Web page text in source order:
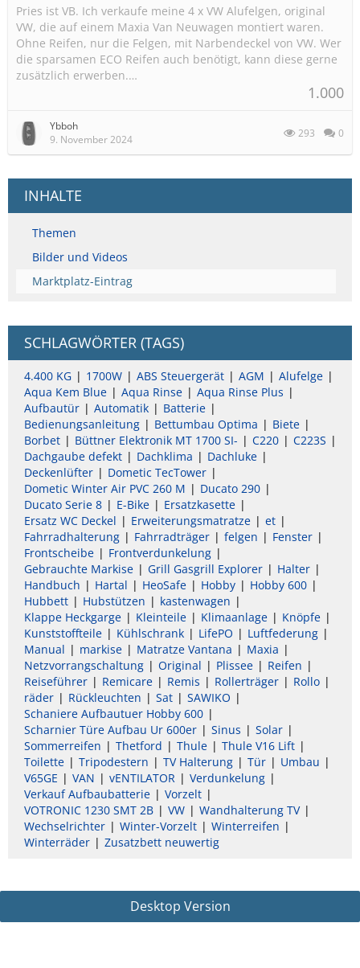
Pries ist VB. Ich verkaufe meine 4 x VW Alufelgen, original
VW, die auf einem Maxia Van Neuwagen montiert waren.
Ohne Reifen, nur die Felgen, mit Narbendeckel von VW. Wer
die sparsamen ECO Reifen auch benötigt, kann diese gerne
zusätzlich erwerben.…
1.000
Ybboh
9. November 2024
293 0
INHALTE
Themen
Bilder und Videos
Marktplatz-Eintrag
SCHLAGWÖRTER (TAGS)
4.400 KG 1700W ABS Steuergerät AGM
Alufelge
Aqua Kem Blue
Aqua Rinse
Aqua Rinse Plus
Aufbautür
Automatik
Batterie
Bedienungsanleitung
Bettumbau Optima
Biete
Borbet
Büttner Elektronik MT 1700 SI- C220
C223S
Dachgaube defekt
Dachklima
Dachluke
Deckenlüfter
Dometic TecTower
Dometic Winter Air PVC 260 M
Ducato 290
Ducato Serie 8
E-Bike
Ersatzkasette
Ersatz WC Deckel
Erweiterungsmatratze
et
Fahrradhalterung
Fahrradträger felgen
Fenster
Frontscheibe
Frontverdunkelung
Gebrauchte Markise
Grill Gasgrill Explorer
Halter
Handbuch
Hartal HeoSafe Hobby
Hobby 600
Hubbett
Hubstützen
kastenwagen
Klappe Heckgarge
Kleinteile Klimaanlage
Knöpfe
Kunststoffteile
Kühlschrank LifePO
Luftfederung
Manual
markise Matratze Vantana
Maxia
Netzvorrangschaltung
Original Plissee
Reifen
Reiseführer
Remicare Remis Rollerträger
Rollo
räder
Rückleuchten Sat
SAWIKO
Schaniere Aufbautuer Hobby 600
Scharnier Türe Aufbau Ur 600er
Sinus
Solar
Sommerreifen
Thetford Thule
Thule V16 Lift
Toilette
Tripodestern TV Halterung Tür
Umbau
V65GE
VAN vENTILATOR
Verdunkelung
Verkauf Aufbaubatterie
Vorzelt
VOTRONIC 1230 SMT 2B
VW
Wandhalterung TV
Wechselrichter
Winter-Vorzelt
Winterreifen
Winterräder
Zusatzbett neuwertig
Desktop Version